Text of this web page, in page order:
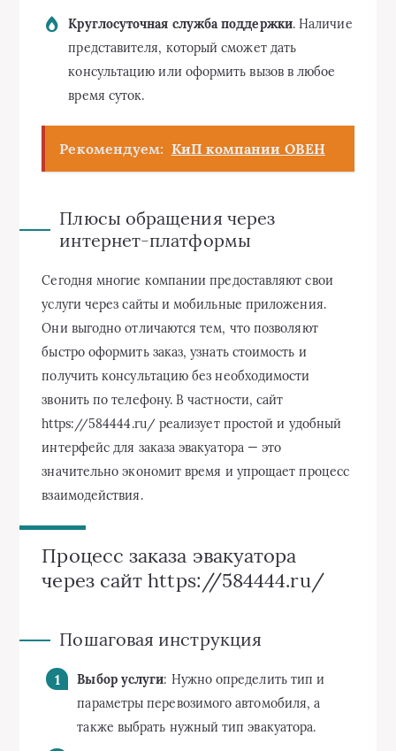
Круглосуточная служба поддержки. Наличие
представителя, который сможет дать
консультацию или оформить вызов в любое
время суток.
Рекомендуем: КиП компании ОВЕН
Плюсы обращения через
интернет-платформы
Сегодня многие компании предоставляют свои
услуги через сайты и мобильные приложения.
Они выгодно отличаются тем, что позволяют
быстро оформить заказ, узнать стоимость и
получить консультацию без необходимости
звонить по телефону. В частности, сайт
https://584444.ru/ реализует простой и удобный
интерфейс для заказа эвакуатора — это
значительно экономит время и упрощает процесс
взаимодействия.
Процесс заказа эвакуатора
через сайт https://584444.ru/
Пошаговая инструкция
Выбор услуги: Нужно определить тип и
параметры перевозимого автомобиля, а
также выбрать нужный тип эвакуатора.